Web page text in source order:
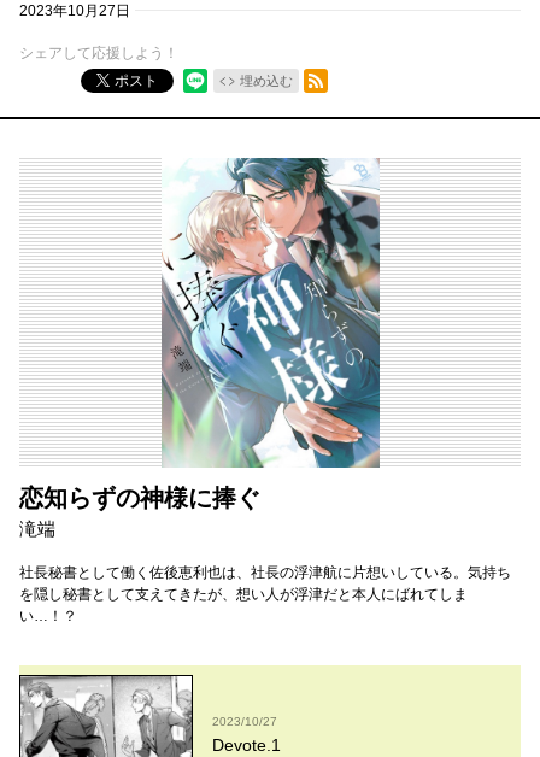
2023年10月27日
シェアして応援しよう！
ポスト
埋め込む
RSSフィード
恋知らずの神様に捧ぐ
滝端
社長秘書として働く佐後恵利也は、社長の浮津航に片想いしている。気持ち
を隠し秘書として支えてきたが、想い人が浮津だと本人にばれてしま
い…！？
2023/10/27
Devote.1